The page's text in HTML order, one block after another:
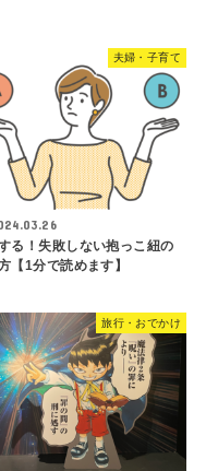
夫婦・子育て
る！失敗しない抱っこ紐の
【1分で読めます】
旅行・おでかけ